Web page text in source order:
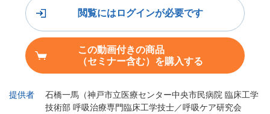
提供者
石橋一馬（神戸市立医療センター中央市民病院 臨床工学
技術部 呼吸治療専門臨床工学技士／呼吸ケア研究会
閲覧にはログインが必要です
この動画付きの商品
（セミナー含む）を購入する